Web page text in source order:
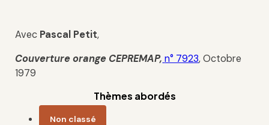
Avec Pascal Petit,
Couverture orange CEPREMAP, n° 7923, Octobre
1979
Thèmes abordés
Non classé